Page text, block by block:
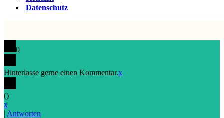
Datenschutz
0
Hinterlasse gerne einen Kommentar.x
()
x
| Antworten